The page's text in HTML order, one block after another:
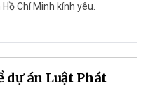
Chí Minh kính yêu.
dự án Luật Phát